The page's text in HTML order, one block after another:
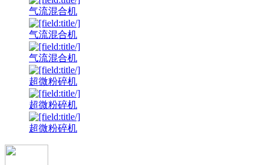
气流混合机
气流混合机
气流混合机
超微粉碎机
超微粉碎机
超微粉碎机